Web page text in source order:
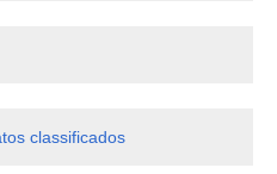
classificados